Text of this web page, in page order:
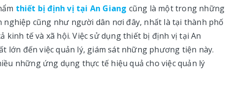
thiết bị định vị tại An Giang cũng là một trong những
cũng như người dân nơi đây, nhất là tại thành phố
kinh tế và xã hội. Việc sử dụng thiết bị định vị tại An
lớn đến việc quản lý, giám sát những phương tiện này.
những ứng dụng thực tế hiệu quả cho việc quản lý